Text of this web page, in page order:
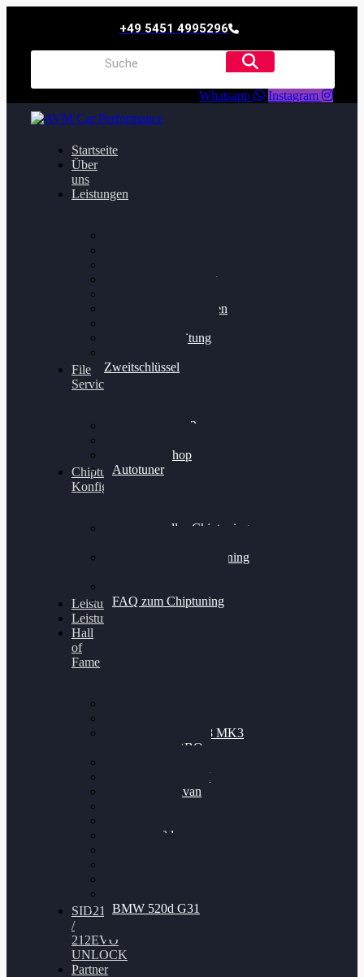
+49 5451 4995296
Whatsapp Instagram
Startseite
Über
uns
Leistungen
Getriebeoptimierung
Bremsscheiben planen
Felgenaufbereitung
Zweitschlüssel
File
Service
Alientech Kess3
Alientech Shop
Autotuner
Chiptuning
Konfigurator
Professionelles Chiptuning
Professionelles Chiptuning
FAQ zum Chiptuning
Leistungsmessung
Leistungsprüfstand
Hall
of
Fame
Nissan GT-R35 3.8 MK3
V6 TWINTURBO
VW Passat 2.0TDI
VW T6 Multivan
BMW 120d
BMW 520d G31
SID212
/
212EVO
UNLOCK
Partner